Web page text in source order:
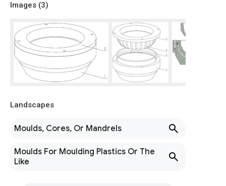
Images (3)
Landscapes
Moulds, Cores, Or Mandrels
Moulds For Moulding Plastics Or The
Like